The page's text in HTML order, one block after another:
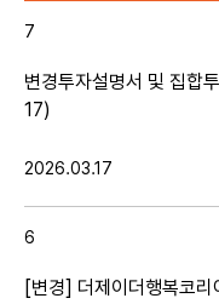
7
변경투자설명서 및 집
17)
2026.03.17
6
[변경] 더제이더행복코
1개월 3